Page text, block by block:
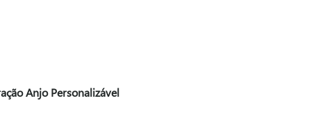
Anjo Personalizável